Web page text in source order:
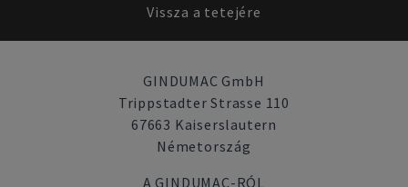
Vissza a tetejére
GINDUMAC GmbH
Trippstadter Strasse 110
67663 Kaiserslautern
Németország
A GINDUMAC-RÓL